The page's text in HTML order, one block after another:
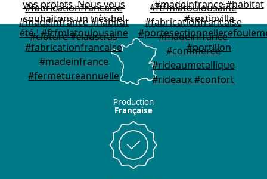
Production
Française